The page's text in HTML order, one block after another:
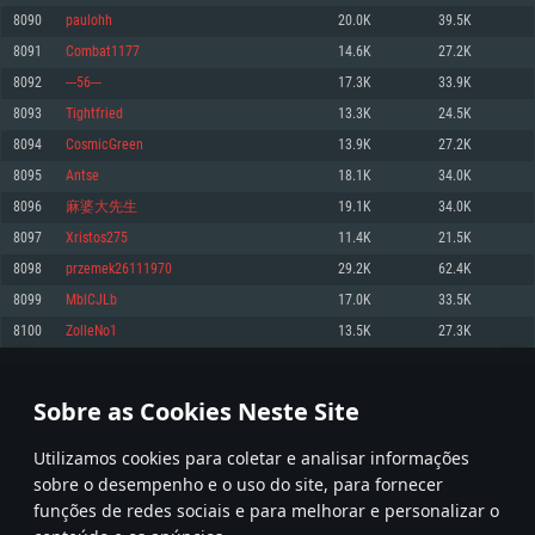
Sobre as Cookies Neste Site
Utilizamos cookies para coletar e analisar informações
sobre o desempenho e o uso do site, para fornecer
funções de redes sociais e para melhorar e personalizar o
Memória: 4GB
Placa Gráfica: Placa com DirectX 11: AMD Radeon 77XX / NVIDIA GeForce
GTX 660. Resolução mínima suportada: 720p
Network: Internet de banda larga.
Disco: 23,1 GB
Recomendado
superior, Radeon RX 570 ou superior
Disco: 75,9 GB
Memória: 6 GB
Placa Gráfica: Intel Iris Pro 5200 (Mac), equivalentes AMD/Nvidia para Mac.
Resolução mínima suportada: 720p com suporte Metal.
Network: Internet de banda larga.
Disco: 21,5 GB
Recomendado
Network: Internet de banda larga.
Memória: 4 GB
Placa Gráfica: NVIDIA 660 com os drivers mais recentes (não mais de 6
meses) / equivalentes AMD com os drivers mais recentes com suporte
Vulkan (não mais de 6 meses); Resolução mínima suportada: 720p.
Network: Internet de banda larga.
Disco: 21,5 GB
Recomendado
Sistema Operativo: Ubuntu 20.04 64bit
Processador: Intel Core i7
Memória: 16 GB
Placa Gráfica: NVIDIA 1060 com os drivers mais recentes (não mais de 6
meses) / equivalentes AMD (Radeon RX 570) com os drivers mais recentes
Network: Internet de banda larga.
8090 paulohh 20.0K 39.5K
8091 Combat1177 14.6K 27.2K
8092 ---56--- 17.3K 33.9K
8093 Tightfried 13.3K 24.5K
8094 CosmicGreen 13.9K 27.2K
8095 Antse 18.1K 34.0K
8096 麻婆大先生 19.1K 34.0K
8097 Xristos275 11.4K 21.5K
8098 przemek26111970 29.2K 62.4K
8099 MblCJLb 17.0K 33.5K
8100 ZolleNo1 13.5K 27.3K